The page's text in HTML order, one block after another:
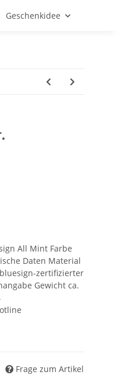
Geschenkidee
All Mint Farbe
Daten Material
zertifizierter
Gewicht ca.
Frage zum Artikel